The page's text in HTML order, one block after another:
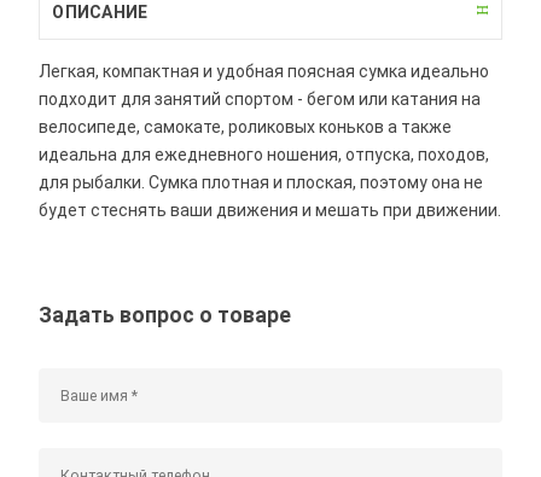
ОПИСАНИЕ
Легкая, компактная и удобная поясная сумка идеально
подходит для занятий спортом - бегом или катания на
велосипеде, самокате, роликовых коньков а также
идеальна для ежедневного ношения, отпуска, походов,
для рыбалки. Сумка плотная и плоская, поэтому она не
будет стеснять ваши движения и мешать при движении.
Задать вопрос о товаре